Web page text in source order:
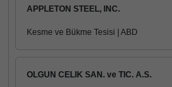
APPLETON STEEL, INC.
Kesme ve Bükme Tesisi | ABD
OLGUN CELIK SAN. ve TIC. A.S.